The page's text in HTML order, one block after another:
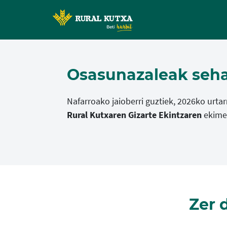
Osasunazaleak
Nafarroako jaioberri guztiek, 2026ko
Rural Kutxaren Gizarte Ekintzaren
Zer